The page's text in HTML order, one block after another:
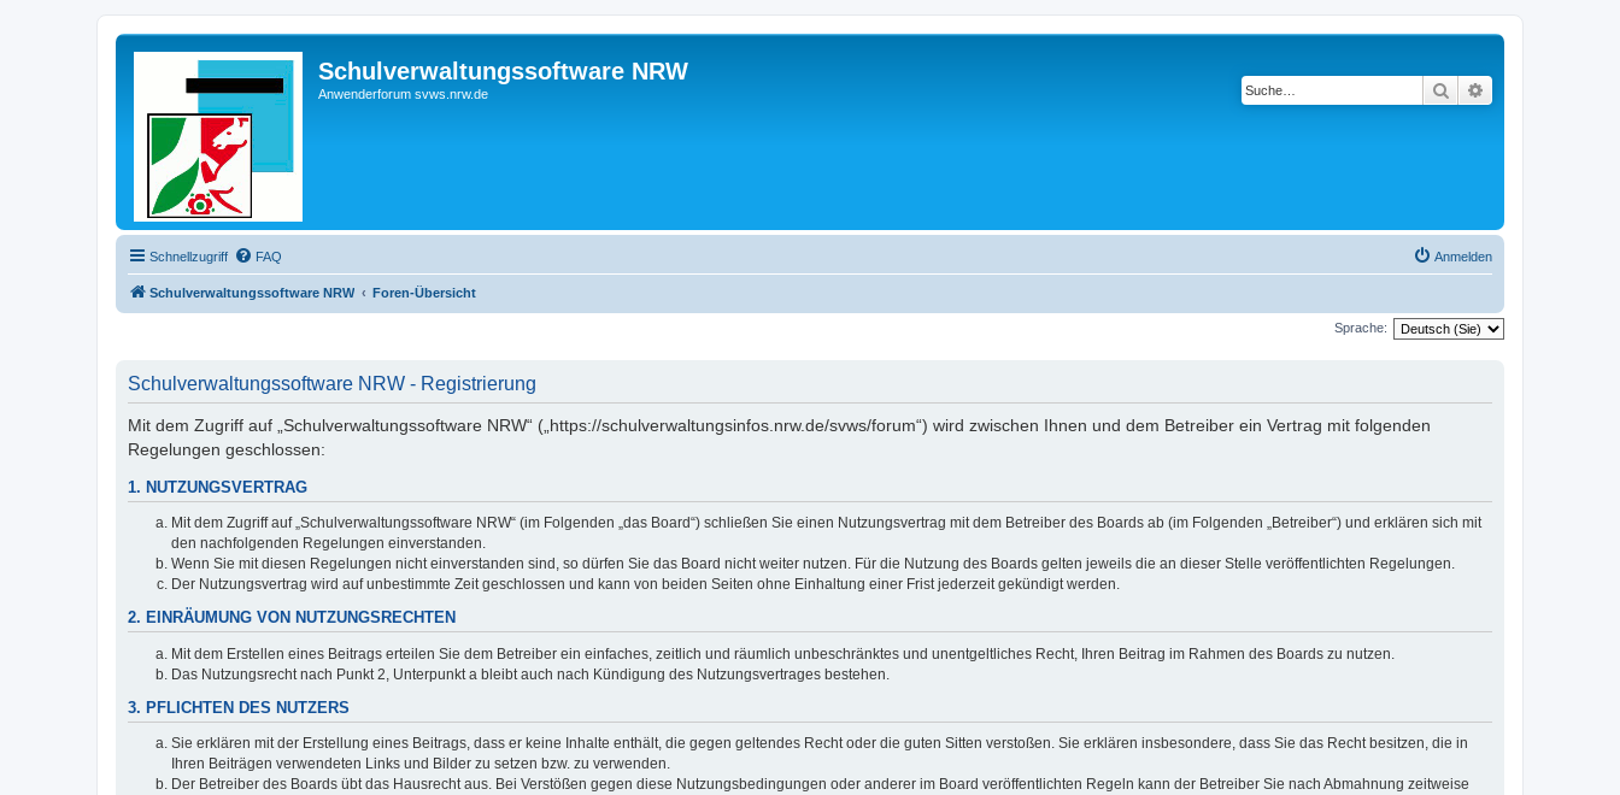
Schulverwaltungssoftware NRW
Anwenderforum svws.nrw.de Suche
Schnellzugriff FAQ Anmelden
Schulverwaltungssoftware NRW Foren-Übersicht
Sprache:
Schulverwaltungssoftware NRW - Registrierung
Mit dem Zugriff auf „Schulverwaltungssoftware NRW“ („https://schulverwaltungsinfos.nrw.de/svws/forum“) wird zwischen Ihnen und dem Betreiber ein Vertrag mit folgenden
Regelungen geschlossen:
1. NUTZUNGSVERTRAG
Mit dem Zugriff auf „Schulverwaltungssoftware NRW“ (im Folgenden „das Board“) schließen Sie einen Nutzungsvertrag mit dem Betreiber des Boards ab (im Folgenden „Betreiber“) und erklären sich mit
den nachfolgenden Regelungen einverstanden.
Wenn Sie mit diesen Regelungen nicht einverstanden sind, so dürfen Sie das Board nicht weiter nutzen. Für die Nutzung des Boards gelten jeweils die an dieser Stelle veröffentlichten Regelungen.
Der Nutzungsvertrag wird auf unbestimmte Zeit geschlossen und kann von beiden Seiten ohne Einhaltung einer Frist jederzeit gekündigt werden.
2. EINRÄUMUNG VON NUTZUNGSRECHTEN
Mit dem Erstellen eines Beitrags erteilen Sie dem Betreiber ein einfaches, zeitlich und räumlich unbeschränktes und unentgeltliches Recht, Ihren Beitrag im Rahmen des Boards zu nutzen.
Das Nutzungsrecht nach Punkt 2, Unterpunkt a bleibt auch nach Kündigung des Nutzungsvertrages bestehen.
3. PFLICHTEN DES NUTZERS
Sie erklären mit der Erstellung eines Beitrags, dass er keine Inhalte enthält, die gegen geltendes Recht oder die guten Sitten verstoßen. Sie erklären insbesondere, dass Sie das Recht besitzen, die in
Ihren Beiträgen verwendeten Links und Bilder zu setzen bzw. zu verwenden.
Der Betreiber des Boards übt das Hausrecht aus. Bei Verstößen gegen diese Nutzungsbedingungen oder anderer im Board veröffentlichten Regeln kann der Betreiber Sie nach Abmahnung zeitweise